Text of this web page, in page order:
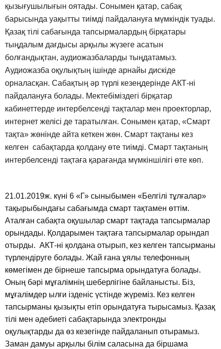
қызығушылығын оятады. Сонымен қатар, сабақ
барысында уақытты тиімді пайдалануға мүмкіндік туады.
Қазақ тілі сабағында тапсырмалардың бірқатары
тыңдалым дағдысы арқылы жүзеге асатын
болғандықтан, аудиожазбаларды тыңдатамыз.
Аудиожазба оқулықтың ішінде арнайы дискіде
орналасқан. Сабақтың әр түрлі кезеңдерінде АКТ-ні
пайдалануға болады. Мектебіміздегі бірқатар
кабинеттерде интербелсенді тақталар мен проекторлар,
интернет желісі де таратылған. Сонымен қатар, «Смарт
тақта» жөнінде айта кеткен жөн. Смарт тақтаны кез
келген сабақтарда қолдану өте тиімді. Смарт тақтаның
интербелсенді тақтаға қарағанда мүмкіншілігі өте көп.
21.01.2019ж. күні 6 «Г» сыныбымен «Белгілі тұлғалар»
тақырыбындағы сабағымда смарт тақтамен өттім.
Аталған сабақта оқушылар смарт тақтада тапсырмалар
орындады. Қолдарымен тақтаға тапсырмалар орындап
отырды. АКТ-ні қолдана отырып, кез келген тапсырманы
түрлендіруге болады. Жай ғана ұялы телефонның
көмегімен де бірнеше тапсырма орындатуға болады.
Оның бәрі мұғалімнің шеберлігіне байланысты. Біз,
мұғалімдер ылғи ізденіс үстінде жүреміз. Кез келген
тапсырманы қызықты етіп орындатуға тырысамыз. Қазақ
тілі мен әдебиеті сабақтарында электронды
оқулықтарды да өз кезегінде пайдаланып отырамыз.
Заман дамуы арқылы білім саласына да біршама